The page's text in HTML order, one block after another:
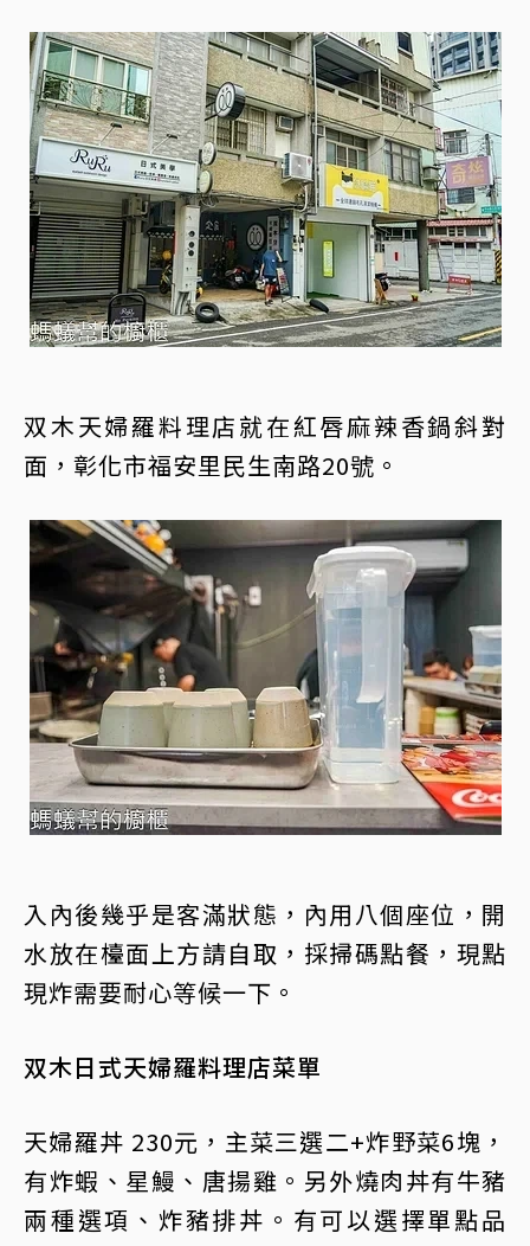
双木天婦羅料理店就在紅唇麻辣香鍋斜對
面，彰化市福安里民生南路20號。
入內後幾乎是客滿狀態，內用八個座位，開
水放在檯面上方請自取，採掃碼點餐，現點
現炸需要耐心等候一下。
双木日式天婦羅料理店菜單
天婦羅丼 230元，主菜三選二+炸野菜6塊，
有炸蝦、星鰻、唐揚雞。另外燒肉丼有牛豬
兩種選項、炸豬排丼。有可以選擇單點品